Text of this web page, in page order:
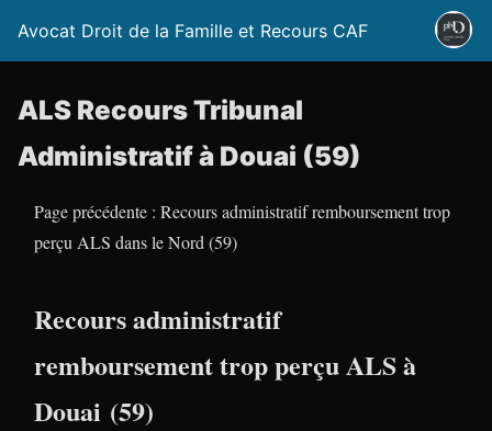
Avocat Droit de la Famille et Recours CAF
ALS Recours Tribunal
Administratif à Douai (59)
Page précédente : Recours administratif remboursement trop
perçu ALS dans le Nord (59)
Recours administratif
remboursement trop perçu ALS à
Douai (59)